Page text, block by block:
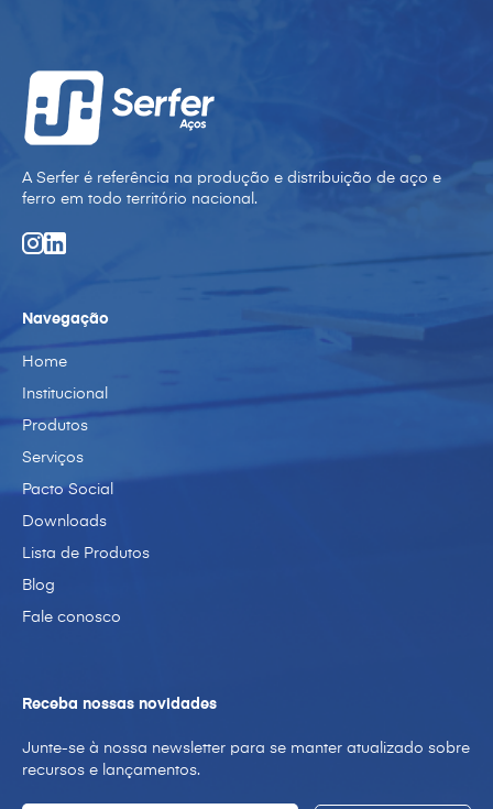
A Serfer é referência na produção e distribuição de aço e
ferro em todo território nacional.
Navegação
Home
Institucional
Produtos
Serviços
Pacto Social
Downloads
Lista de Produtos
Blog
Fale conosco
Receba nossas novidades
Junte-se à nossa newsletter para se manter atualizado sobre
recursos e lançamentos.